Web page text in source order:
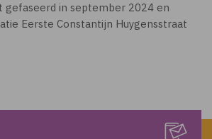
gefaseerd in september 2024 en
Eerste Constantijn Huygensstraat